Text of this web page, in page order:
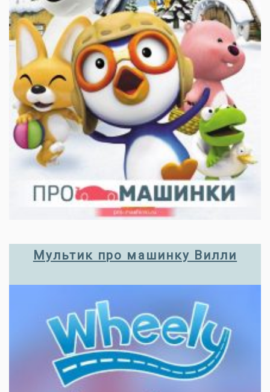
Мультик про машинку Вилли